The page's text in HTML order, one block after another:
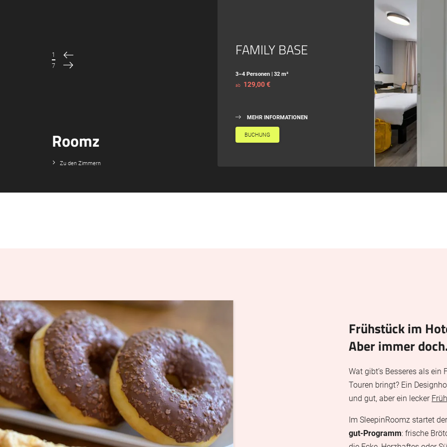
1
/
7
Roomz
Zu den Zimmern
FAMILY BASE
3–4 Personen | 32 m²
ab 129,00 €
MEHR INFORMATIONEN
BUCHUNG
Frühstück im
Aber immer
Wat gibt’s Besseres als
Touren bringt? Ein
und gut, aber ein lecker
Im SleepinRoomz startet
gut-Programm: frische